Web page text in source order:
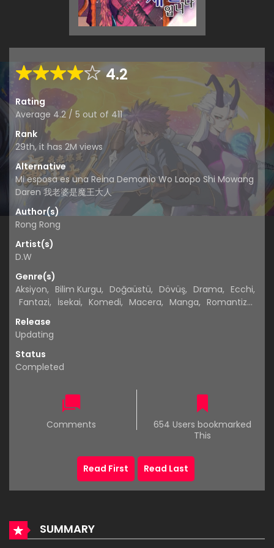
4.2
Rating
Average 4.2 / 5 out of 411
Rank
29th, it has 2M views
Alternative
Mi esposa es una Reina Demonio Wo Laopo Shi Mowang
Daren 我老婆是魔王大人
Author(s)
Rong Rong
Artist(s)
D.W
Genre(s)
Aksiyon, Bilim Kurgu, Doğaüstü, Dövüş, Drama, Ecchi,
Fantazi, İsekai, Komedi, Macera, Manga, Romantizm
Tamamlandı
Release
Updating
Status
Completed
Comments
654 Users bookmarked
This
Read First Read Last
SUMMARY